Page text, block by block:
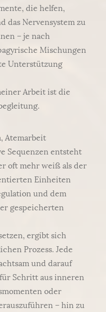
die helfen,
das Nervensystem zu
– je nach
Mischungen
Unterstützung
Arbeit ist die
Atemarbeit
Sequenzen entsteht
oft mehr weiß als der
Einheiten
und dem
gespeicherten
ergibt sich
Prozess. Jede
und darauf
Schritt aus inneren
oder
– hin zu